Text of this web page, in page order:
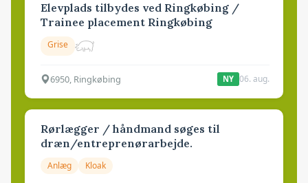
Elevplads tilbydes ved Ringkøbing /
Trainee placement Ringkøbing
Grise
6950, Ringkøbing NY 06. aug.
Rørlægger / håndmand søges til
dræn/entreprenørarbejde.
Anlæg Kloak